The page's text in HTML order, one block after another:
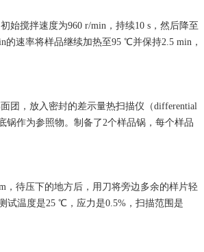
始搅拌速度为960 r/min，持续10 s，然后降至
速率将样品继续加热至95 ℃并保持2.5 min，
团，放入密封的差示量热扫描仪（differential
锅作为参照物。制备了2个样品锅，每个样品
，待压下的地方后，用刀将旁边多余的样片轻
试温度是25 ℃，应力是0.5%，扫描范围是